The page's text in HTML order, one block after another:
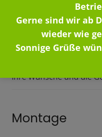
Planung
Ihre Wünsche und die
Montage
Gerne sind wir ab
wieder wie
Sonnige Grüße